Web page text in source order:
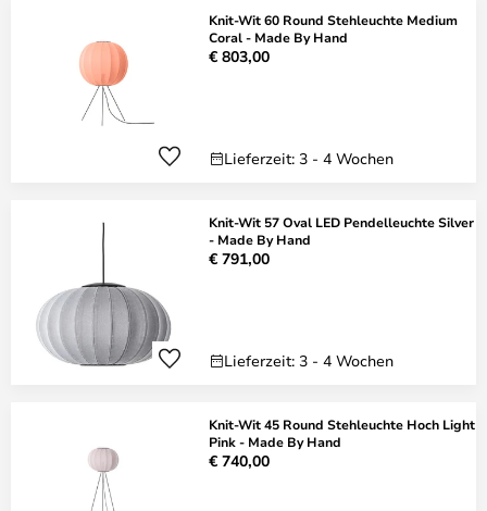
Knit-Wit 60 Round Stehleuchte Medium
Coral - Made By Hand
€ 803,00
Lieferzeit: 3 - 4 Wochen
Knit-Wit 57 Oval LED Pendelleuchte Silver
- Made By Hand
€ 791,00
Lieferzeit: 3 - 4 Wochen
Knit-Wit 45 Round Stehleuchte Hoch Light
Pink - Made By Hand
€ 740,00